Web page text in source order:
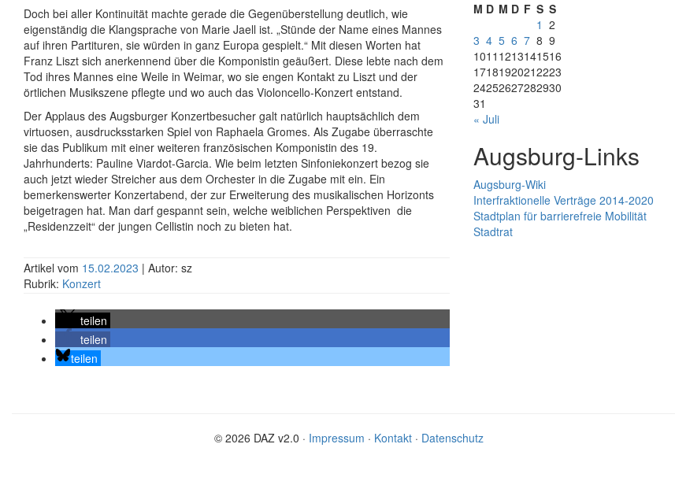
Doch bei aller Kontinuität machte gerade die Gegenüberstellung deutlich, wie
eigenständig die Klangsprache von Marie Jaell ist. „Stünde der Name eines Mannes
auf ihren Partituren, sie würden in ganz Europa gespielt.“ Mit diesen Worten hat
Franz Liszt sich anerkennend über die Komponistin geäußert. Diese lebte nach dem
Tod ihres Mannes eine Weile in Weimar, wo sie engen Kontakt zu Liszt und der
örtlichen Musikszene pflegte und wo auch das Violoncello-Konzert entstand.
Der Applaus des Augsburger Konzertbesucher galt natürlich hauptsächlich dem
virtuosen, ausdrucksstarken Spiel von Raphaela Gromes. Als Zugabe überraschte
sie das Publikum mit einer weiteren französischen Komponistin des 19.
Jahrhunderts: Pauline Viardot-Garcia. Wie beim letzten Sinfoniekonzert bezog sie
auch jetzt wieder Streicher aus dem Orchester in die Zugabe mit ein. Ein
bemerkenswerter Konzertabend, der zur Erweiterung des musikalischen Horizonts
beigetragen hat. Man darf gespannt sein, welche weiblichen Perspektiven die
„Residenzzeit“ der jungen Cellistin noch zu bieten hat.
Artikel vom 15.02.2023 | Autor: sz
Rubrik: Konzert
teilen
teilen
teilen
M D M D F S S
1 2
3 4 5 6 7 8 9
1011 1213141516
17181920212223
24252627282930
31
« Juli
Augsburg-Links
Augsburg-Wiki
Interfraktionelle Verträge 2014-2020
Stadtplan für barrierefreie Mobilität
Stadtrat
© 2026 DAZ v2.0 · Impressum · Kontakt · Datenschutz